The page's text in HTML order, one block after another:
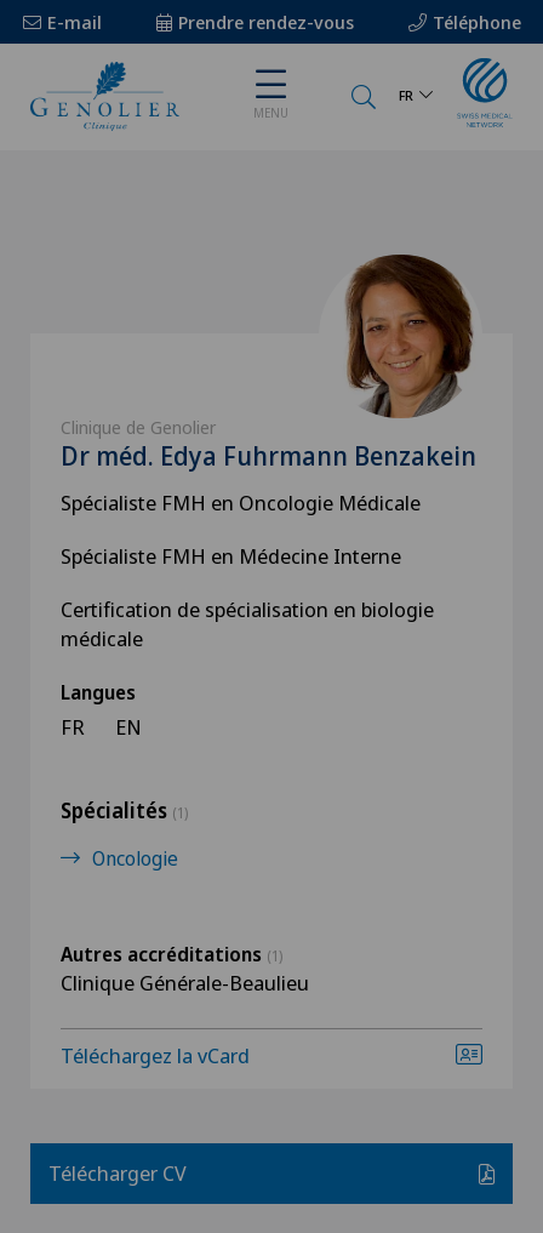
E-mail Prendre rendez-vous Téléphone
MENU
FR
Clinique de Genolier
Dr méd. Edya Fuhrmann Benzakein
Spécialiste FMH en Oncologie Médicale
Spécialiste FMH en Médecine Interne
Certification de spécialisation en biologie
médicale
Langues
FR EN
Spécialités (1)
Oncologie
Autres accréditations (1)
Clinique Générale-Beaulieu
Téléchargez la vCard
Télécharger CV